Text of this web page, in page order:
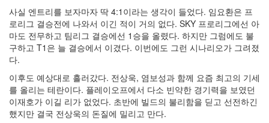
사실 엔트리를 보자마자 딱 4:1이라는 생각이 들었다. 임요환은 프
로리그 결승전에 나와서 이긴 적이 거의 없다. SKY 프로리그에선 아
마도 전무하고 팀리그 결승에선 1승을 올렸다. 하지만 그럼에도 불
구하고 T1은 늘 결승에서 이겼다. 이번에도 그런 시나리오가 그려졌
다.
이후도 예상대로 흘러갔다. 전상욱, 염보성과 함께 요즘 최고의 기세
를 올리는 테란이다. 플레이오프에서 다소 빈약한 경기력을 보였던
이재호가 이길 리가 없었다. 초반에 빌드의 불리함을 딛고 선전하긴
했지만 결국 전상욱의 돈질에 밀리고 만다.